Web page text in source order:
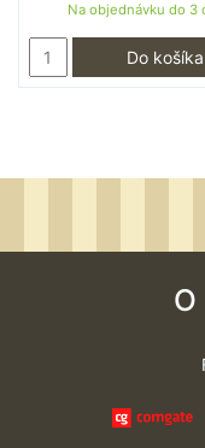
Na objednávku do 3
Do košíka